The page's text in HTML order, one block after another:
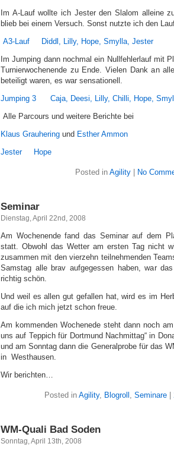
Im A-Lauf wollte ich Jester den Slalom alleine
blieb bei einem Versuch. Sonst nutzte ich den
A3-Lauf Diddl, Lilly, Hope, Smylla, Jester
Im Jumping dann nochmal ein Nullfehlerlauf mit
Turnierwochenende zu Ende. Vielen Dank an
beteiligt waren, es war sensationell.
Jumping 3 Caja, Deesi, Lilly, Chilli, Hope,
Alle Parcours und weitere Berichte bei
Klaus Grauhering und Esther Ammon
Jester
Hope
Posted in Agility| No
Seminar
Dienstag, April 22nd, 2008
Am Wochenende fand das Seminar auf dem
statt. Obwohl das Wetter am ersten Tag nicht
zusammen mit den vierzehn teilnehmenden
Samstag alle brav aufgegessen haben, war
richtig schön.
Und weil es allen gut gefallen hat, wird es im
auf die ich mich jetzt schon freue.
Am kommenden Wochenede steht dann noch
uns auf Teppich für Dortmund Nachmittag“ in
und am Sonntag dann die Generalprobe für das
in Westhausen.
Wir berichten…
Posted in Agility, Blogroll , Seminare|
WM-Quali Bad Soden
Sonntag, April 13th, 2008